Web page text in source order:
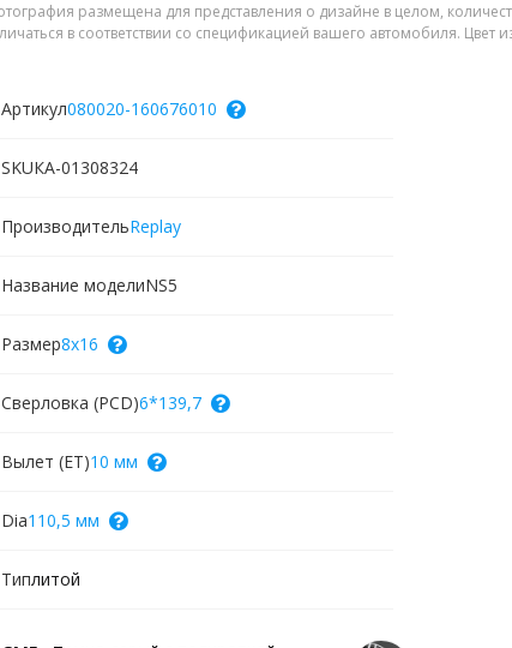
размещена для представления о дизайне в целом,
в соответствии со спецификацией вашего автомобиля. Цвет
Артикул080020-160676010
SKUКА-01308324
ПроизводительReplay
Название моделиNS5
Размер8x16
Сверловка (PCD)6*139,7
Вылет (ET)10 мм
Dia110,5 мм
Типлитой